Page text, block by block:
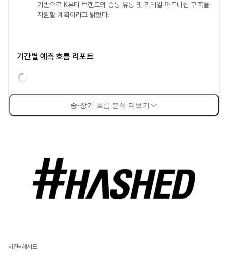
기반으로 K뷰티 브랜드의 중동 유통 및 리테일 파트너십 구축을
지원할 계획이라고 밝혔다.
기간별 예측 흐름 리포트
중·장기 흐름 분석 더보기
사진=해시드